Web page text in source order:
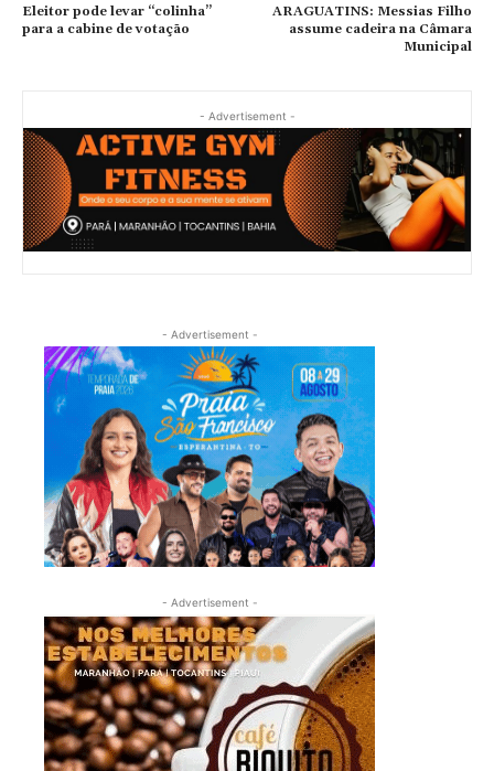
Eleitor pode levar “colinha”
para a cabine de votação
ARAGUATINS: Messias Filho
assume cadeira na Câmara
Municipal
- Advertisement -
- Advertisement -
- Advertisement -